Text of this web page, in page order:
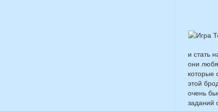
и стать
они
которые
этой
очень
заданий